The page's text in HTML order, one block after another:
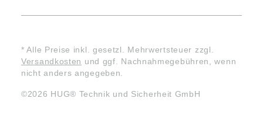
* Alle Preise inkl. gesetzl. Mehrwertsteuer zzgl.
Versandkosten und ggf. Nachnahmegebühren, wenn
nicht anders angegeben.
©2026 HUG® Technik und Sicherheit GmbH